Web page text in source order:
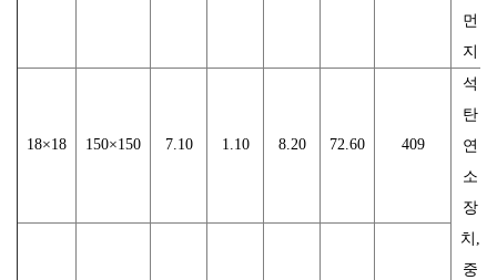
먼
지
18×18 150×150 7.10 1.10 8.20 72.60 409
석
탄
연
소
장
치,
중